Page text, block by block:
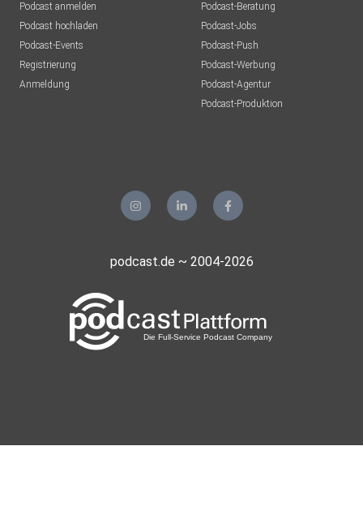
Podcast anmelden
Podcast hochladen
Podcast-Events
Registrierung
Anmeldung
Podcast-Beratung
Podcast-Jobs
Podcast-Push
Podcast-Werbung
Podcast-Agentur
Podcast-Produktion
podcast.de ~ 2004-2026